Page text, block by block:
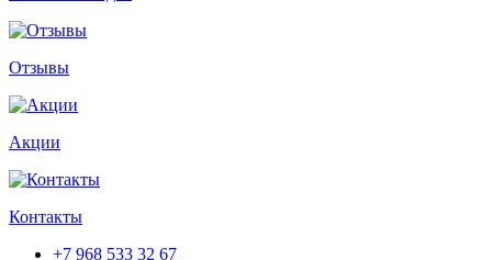
Отзывы
Акции
Контакты
+7 968 533 32 67